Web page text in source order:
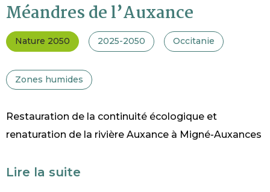
Méandres de l’Auxance
Nature 2050 2025-2050 Occitanie
Zones humides
Restauration de la continuité écologique et
renaturation de la rivière Auxance à Migné-Auxances
Lire la suite